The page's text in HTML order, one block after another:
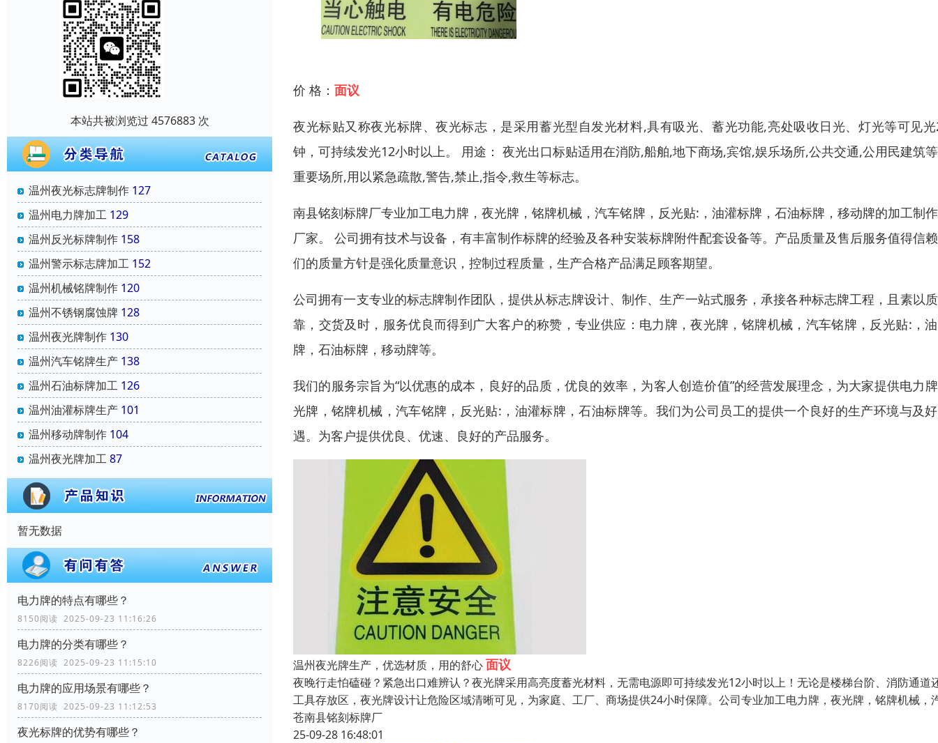
本站共被浏览过 4576883 次
温州夜光标志牌制作 127
温州电力牌加工 129
温州反光标牌制作 158
温州警示标志牌加工 152
温州机械铭牌制作 120
温州不锈钢腐蚀牌 128
温州夜光牌制作 130
温州汽车铭牌生产 138
温州石油标牌加工 126
温州油灌标牌生产 101
温州移动牌制作 104
温州夜光牌加工87
暂无数据
电力牌的特点有哪些？
8150阅读 2025-09-23 11:16:26
电力牌的分类有哪些？
8226阅读 2025-09-23 11:15:10
电力牌的应用场景有哪些？
8170阅读 2025-09-23 11:12:53
夜光标牌的优势有哪些？
价 格： 面议
夜光标贴又称夜光标牌、夜光标志，是采用蓄光型自发光材料,具有吸光、蓄光功能,亮处吸收日光、灯光等可见
钟，可持续发光12小时以上。 用途： 夜光出口标贴适用在消防,船舶,地下商场,宾馆,娱乐场所,公共交通,公用民建筑
重要场所,用以紧急疏散,警告,禁止,指令,救生等标志。
南县铭刻标牌厂专业加工电力牌，夜光牌，铭牌机械，汽车铭牌，反光贴:，油灌标牌，石油标牌，移动牌的加工制
厂家。 公司拥有技术与设备，有丰富制作标牌的经验及各种安装标牌附件配套设备等。产品质量及售后服务值得信
们的质量方针是强化质量意识，控制过程质量，生产合格产品满足顾客期望。
公司拥有一支专业的标志牌制作团队，提供从标志牌设计、制作、生产一站式服务，承接各种标志牌工程，且素以
靠，交货及时，服务优良而得到广大客户的称赞，专业供应：电力牌，夜光牌，铭牌机械，汽车铭牌，反光贴:，
牌，石油标牌，移动牌等。
我们的服务宗旨为“以优惠的成本，良好的品质，优良的效率，为客人创造价值”的经营发展理念，为大家提供电力
光牌，铭牌机械，汽车铭牌，反光贴:，油灌标牌，石油标牌等。我们为公司员工的提供一个良好的生产环境与及
遇。为客户提供优良、优速、良好的产品服务。
温州夜光牌生产，优选材质，用的舒心面议
夜晚行走怕磕碰？紧急出口难辨认？夜光牌采用高亮度蓄光材料，无需电源即可持续发光12小时以上！无论是楼梯台阶、消防通道
工具存放区，夜光牌设计让危险区域清晰可见，为家庭、工厂、商场提供24小时保障。公司专业加工电力牌，夜光牌，铭牌机械，
苍南县铭刻标牌厂
25-09-28 16:48:01